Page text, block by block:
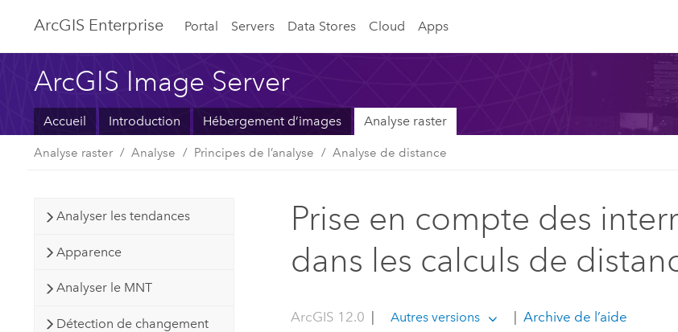
ArcGIS Enterprise Portal Servers Data Stores Cloud Apps
ArcGIS Image Server
Accueil Introduction Hébergement d’images Analyse raster
Analyse raster Analyse Principes de l’analyse Analyse de distance
Analyser les tendances
Apparence
Analyser le MNT
Détection de changement
Prise en compte des
dans les calculs de
ArcGIS 12.0 | Autres versions | Archive de l’aide